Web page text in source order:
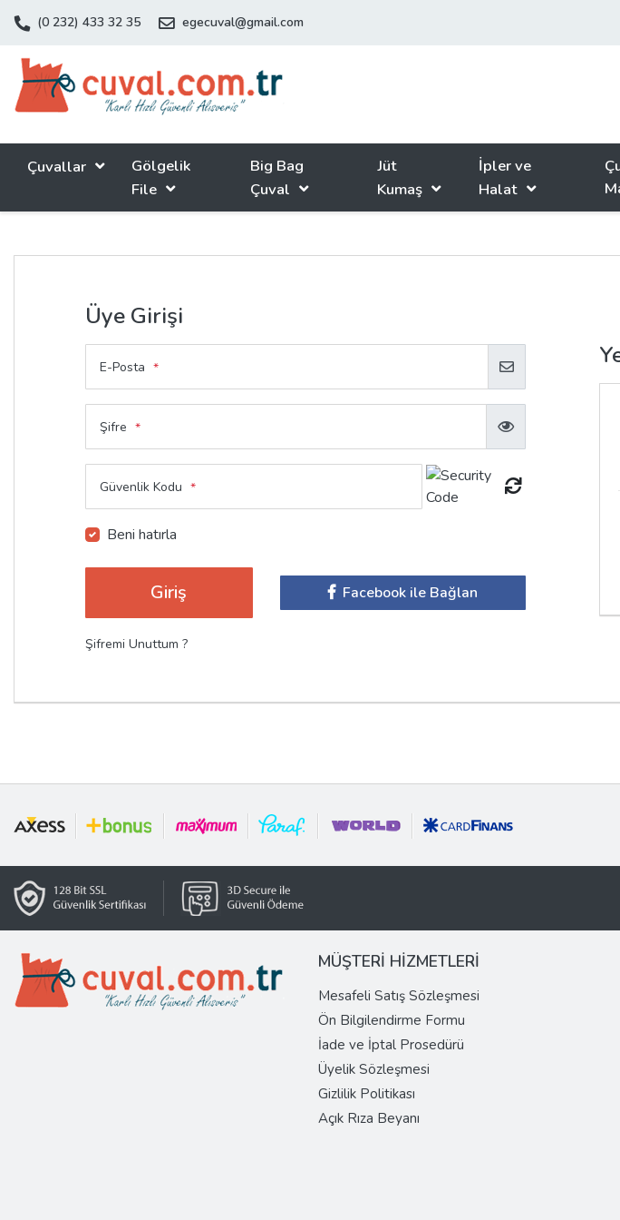
(0 232) 433 32 35 egecuval@gmail.com
Çuvallar
Gölgelik
File
Big Bag
Çuval
Jüt
Kumaş
İpler ve
Halat
Üye Girişi
E-Posta *
Şifre *
Güvenlik Kodu *
Beni hatırla
Facebook ile Bağlan
Şifremi Unuttum ?
MÜŞTERİ HİZMETLERİ
Mesafeli Satış Sözleşmesi
Ön Bilgilendirme Formu
İade ve İptal Prosedürü
Üyelik Sözleşmesi
Gizlilik Politikası
Açık Rıza Beyanı